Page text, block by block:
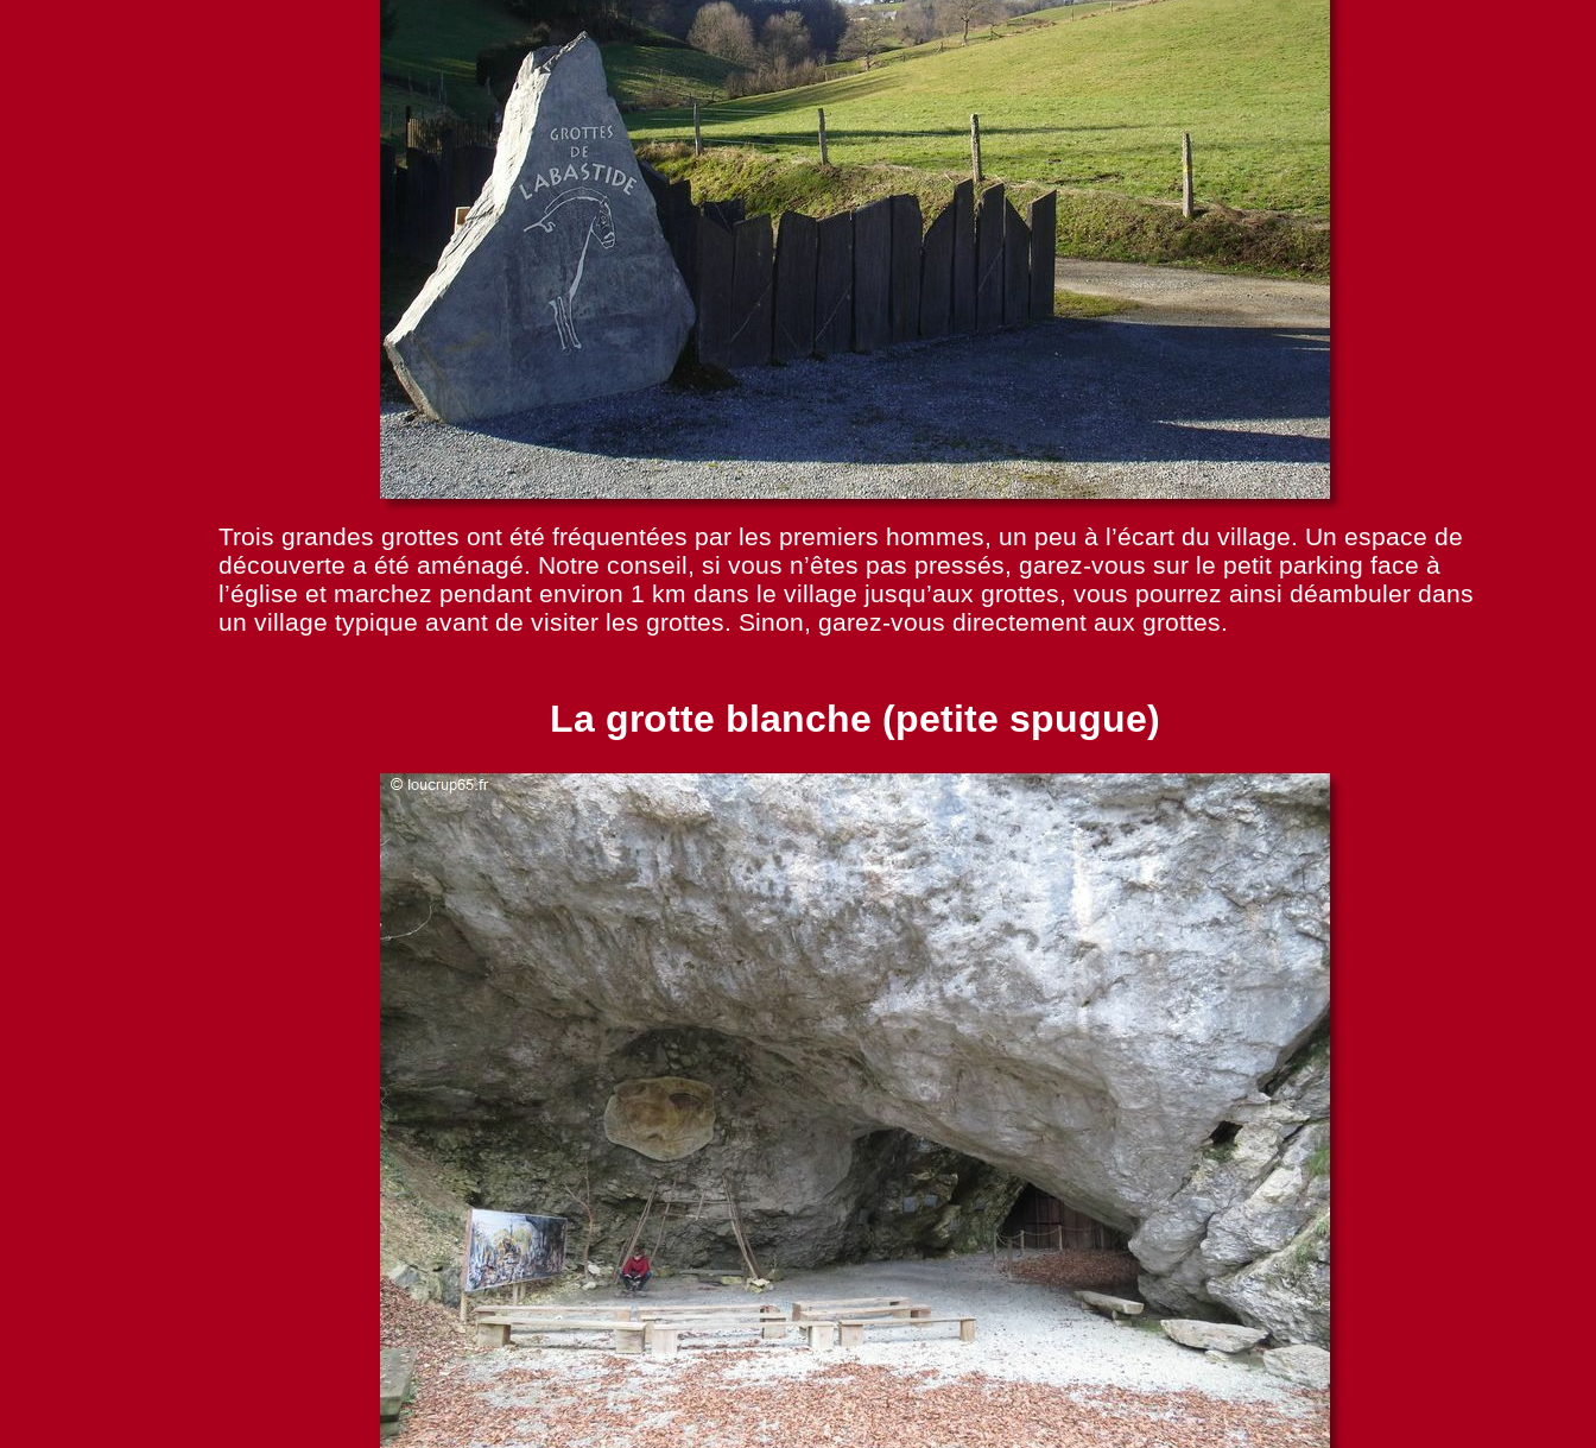
Trois grandes grottes ont été fréquentées par les premiers hommes, un peu à l’écart du village. Un espace de
découverte a été aménagé. Notre conseil, si vous n’êtes pas pressés, garez-vous sur le petit parking face à
l’église et marchez pendant environ 1 km dans le village jusqu’aux grottes, vous pourrez ainsi déambuler dans
un village typique avant de visiter les grottes. Sinon, garez-vous directement aux grottes.
La grotte blanche (petite spugue)